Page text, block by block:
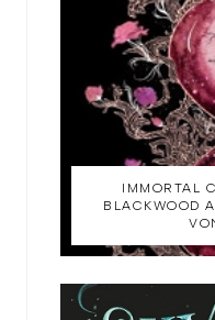
IMMORTAL
BLACKWOOD